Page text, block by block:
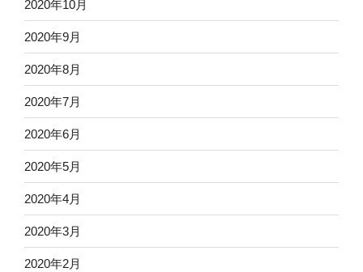
2020年10月
2020年9月
2020年8月
2020年7月
2020年6月
2020年5月
2020年4月
2020年3月
2020年2月